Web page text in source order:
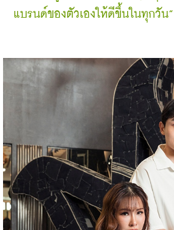
แบรนด์ของตัวเองให้ดีขึ้นในทุกวัน”